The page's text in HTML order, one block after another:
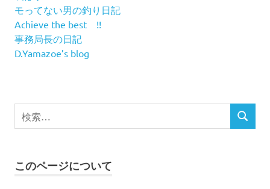
モってない男の釣り日記
Achieve the best !!
事務局長の日記
D.Yamazoe’s blog
検
索
検
このページについて